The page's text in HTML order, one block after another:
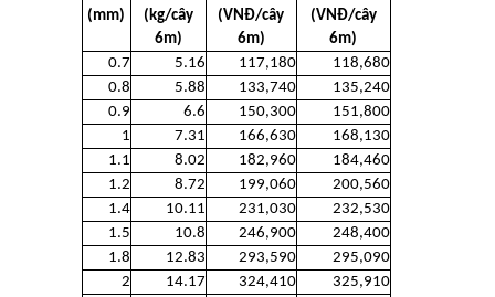
(mm)
(kg/cây
6m)
(VNĐ/cây
6m)
(VNĐ/cây
6m)
0.7
5.16 117,180
118,680
0.8
5.88 133,740
135,240
0.9
6.6 150,300
151,800
1
7.31 166,630
168,130
1.1
8.02 182,960
184,460
1.2
8.72 199,060
200,560
1.4
10.11 231,030
232,530
1.5
10.8 246,900
248,400
1.8
12.83 293,590
295,090
2
14.17 324,410
325,910